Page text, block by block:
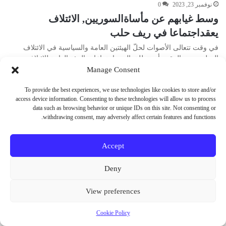
Manage Consent
To provide the best experiences, we use technologies like cookies to store and/or
access device information. Consenting to these technologies will allow us to process
data such as browsing behavior or unique IDs on this site. Not consenting or
withdrawing consent, may adversely affect certain features and functions.
Accept
Deny
View preferences
Cookie Policy
نوفمبر 23, 2023 0
وسط غيابهم عن مأساةالسوريين, الائتلاف
يعقداجتماعا في ريف حلب
في وقت تتعالى الأصوات لحلّ الهيئتين العامة والسياسية في الائتلاف
الوطني، من المقرر أن تنطلق اليوم اجتماعات الهيئة العامة للائتلاف…
يوتيوب